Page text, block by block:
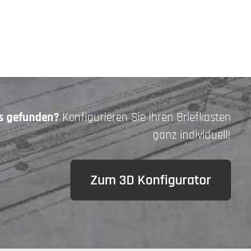
gefunden?Konfigurieren Sie Ihren Briefkasten
ganz individuell!
Zum 3D Konfigurator